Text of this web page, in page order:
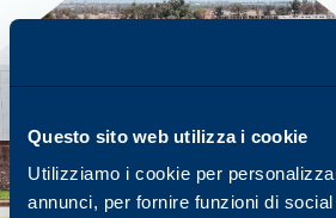
Questo sito web utilizza i cookie
Utilizziamo i cookie per
annunci, per fornire funzioni di